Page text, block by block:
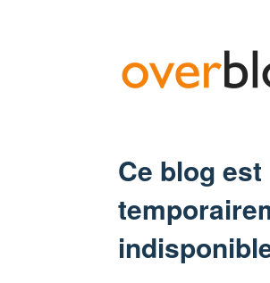
Ce blog est